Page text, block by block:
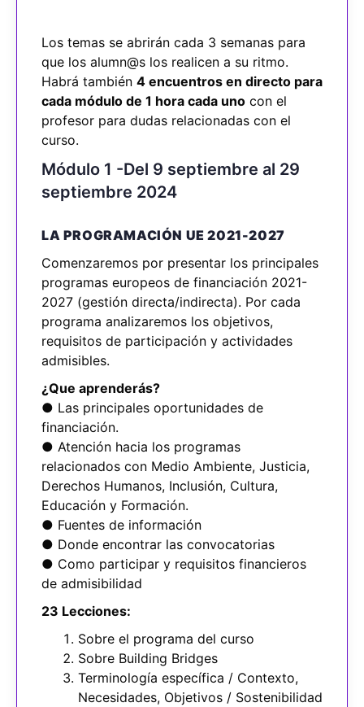
Los temas se abrirán cada 3 semanas para
que los alumn@s los realicen a su ritmo.
Habrá también 4 encuentros en directo para
cada módulo de 1 hora cada uno con el
profesor para dudas relacionadas con el
curso.
Módulo 1 -Del 9 septiembre al 29
septiembre 2024
LA PROGRAMACIÓN UE 2021-2027
Comenzaremos por presentar los principales
programas europeos de financiación 2021-
2027 (gestión directa/indirecta). Por cada
programa analizaremos los objetivos,
requisitos de participación y actividades
admisibles.
¿Que aprenderás?
● Las principales oportunidades de
financiación.
● Atención hacia los programas
relacionados con Medio Ambiente, Justicia,
Derechos Humanos, Inclusión, Cultura,
Educación y Formación.
● Fuentes de información
● Donde encontrar las convocatorias
● Como participar y requisitos financieros
de admisibilidad
23 Lecciones:
Sobre el programa del curso
Sobre Building Bridges
Terminología específica / Contexto,
Necesidades, Objetivos / Sostenibilidad